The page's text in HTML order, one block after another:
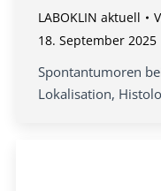
LABOKLIN aktuell
18. September 2025
Spontantumoren
Lokalisation,